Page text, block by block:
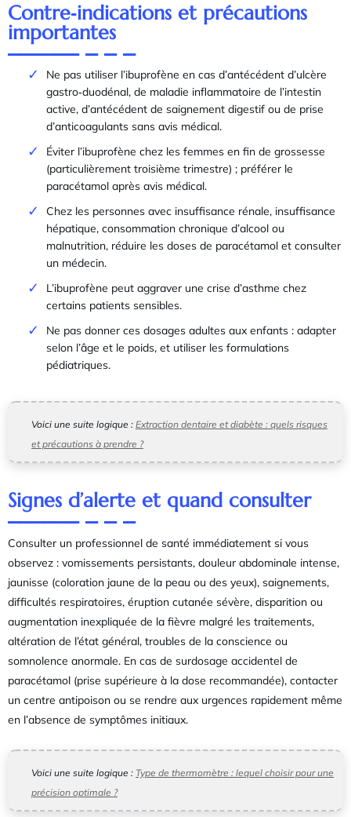
Contre‑indications et précautions
importantes
Ne pas utiliser l’ibuprofène en cas d’antécédent d’ulcère
gastro‑duodénal, de maladie inflammatoire de l’intestin
active, d’antécédent de saignement digestif ou de prise
d’anticoagulants sans avis médical.
Éviter l’ibuprofène chez les femmes en fin de grossesse
(particulièrement troisième trimestre) ; préférer le
paracétamol après avis médical.
Chez les personnes avec insuffisance rénale, insuffisance
hépatique, consommation chronique d’alcool ou
malnutrition, réduire les doses de paracétamol et consulter
un médecin.
L’ibuprofène peut aggraver une crise d’asthme chez
certains patients sensibles.
Ne pas donner ces dosages adultes aux enfants : adapter
selon l’âge et le poids, et utiliser les formulations
pédiatriques.
Voici une suite logique : Extraction dentaire et diabète : quels risques
et précautions à prendre ?
Signes d’alerte et quand consulter
Consulter un professionnel de santé immédiatement si vous
observez : vomissements persistants, douleur abdominale intense,
jaunisse (coloration jaune de la peau ou des yeux), saignements,
difficultés respiratoires, éruption cutanée sévère, disparition ou
augmentation inexpliquée de la fièvre malgré les traitements,
altération de l’état général, troubles de la conscience ou
somnolence anormale. En cas de surdosage accidentel de
paracétamol (prise supérieure à la dose recommandée), contacter
un centre antipoison ou se rendre aux urgences rapidement même
en l’absence de symptômes initiaux.
Voici une suite logique : Type de thermomètre : lequel choisir pour une
précision optimale ?